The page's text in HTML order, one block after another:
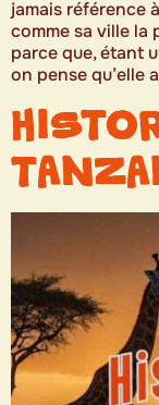
jamais référence
comme sa ville la
parce que, étant
on pense qu’elle